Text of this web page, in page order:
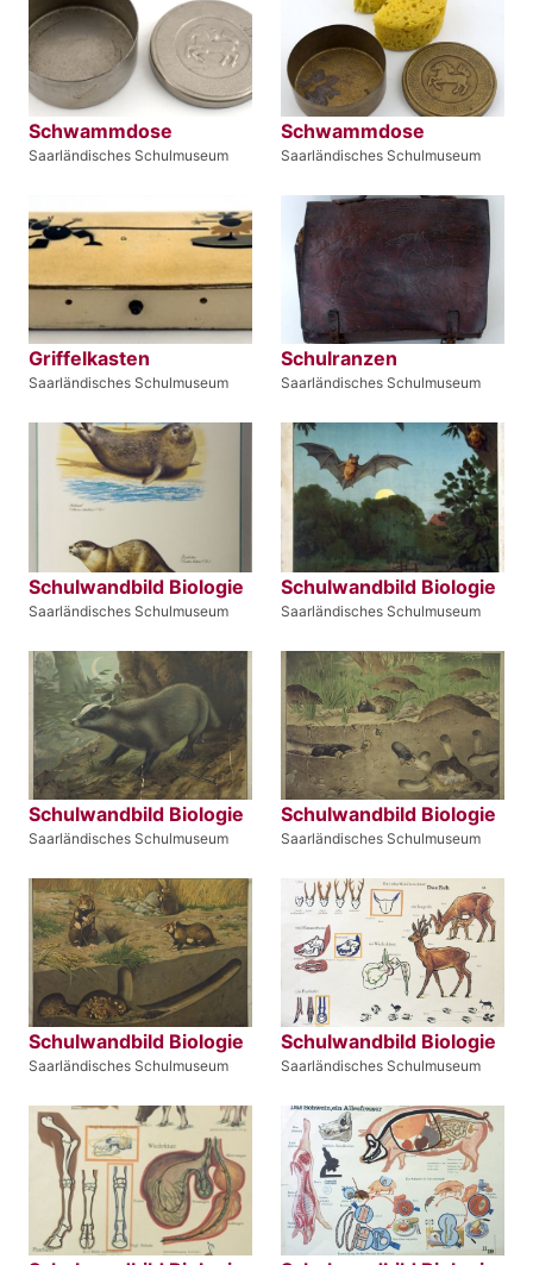
Schwammdose
Saarländisches Schulmuseum
Schwammdose
Saarländisches Schulmuseum
Griffelkasten
Saarländisches Schulmuseum
Schulranzen
Saarländisches Schulmuseum
Schulwandbild Biologie
Saarländisches Schulmuseum
Schulwandbild Biologie
Saarländisches Schulmuseum
Schulwandbild Biologie
Saarländisches Schulmuseum
Schulwandbild Biologie
Saarländisches Schulmuseum
Schulwandbild Biologie
Saarländisches Schulmuseum
Schulwandbild Biologie
Saarländisches Schulmuseum